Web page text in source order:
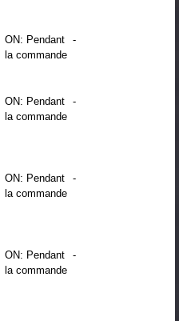
ON: Pendant
la commande
-
ON: Pendant
la commande
-
ON: Pendant
la commande
-
ON: Pendant
la commande
-